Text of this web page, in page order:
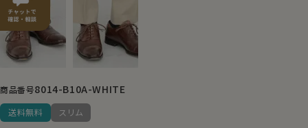
商品番号8014-B10A-WHITE
送料無料 スリム